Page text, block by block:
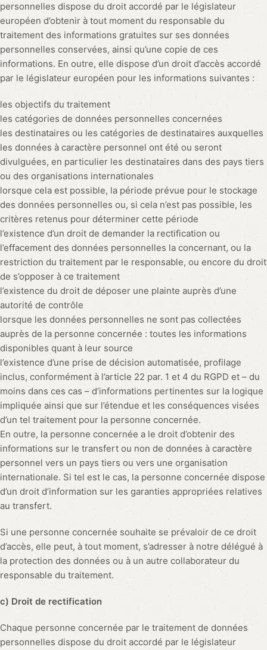
personnelles dispose du droit accordé par le législateur
européen d’obtenir à tout moment du responsable du
traitement des informations gratuites sur ses données
personnelles conservées, ainsi qu’une copie de ces
informations. En outre, elle dispose d’un droit d’accès accordé
par le législateur européen pour les informations suivantes :
les objectifs du traitement
les catégories de données personnelles concernées
les destinataires ou les catégories de destinataires auxquelles
les données à caractère personnel ont été ou seront
divulguées, en particulier les destinataires dans des pays tiers
ou des organisations internationales
lorsque cela est possible, la période prévue pour le stockage
des données personnelles ou, si cela n’est pas possible, les
critères retenus pour déterminer cette période
l’existence d’un droit de demander la rectification ou
l’effacement des données personnelles la concernant, ou la
restriction du traitement par le responsable, ou encore du droit
de s’opposer à ce traitement
l’existence du droit de déposer une plainte auprès d’une
autorité de contrôle
lorsque les données personnelles ne sont pas collectées
auprès de la personne concernée : toutes les informations
disponibles quant à leur source
l’existence d’une prise de décision automatisée, profilage
inclus, conformément à l’article 22 par. 1 et 4 du RGPD et – du
moins dans ces cas – d’informations pertinentes sur la logique
impliquée ainsi que sur l’étendue et les conséquences visées
d’un tel traitement pour la personne concernée.
En outre, la personne concernée a le droit d’obtenir des
informations sur le transfert ou non de données à caractère
personnel vers un pays tiers ou vers une organisation
internationale. Si tel est le cas, la personne concernée dispose
d’un droit d’information sur les garanties appropriées relatives
au transfert.
Si une personne concernée souhaite se prévaloir de ce droit
d’accès, elle peut, à tout moment, s’adresser à notre délégué à
la protection des données ou à un autre collaborateur du
responsable du traitement.
c) Droit de rectification
Chaque personne concernée par le traitement de données
personnelles dispose du droit accordé par le législateur